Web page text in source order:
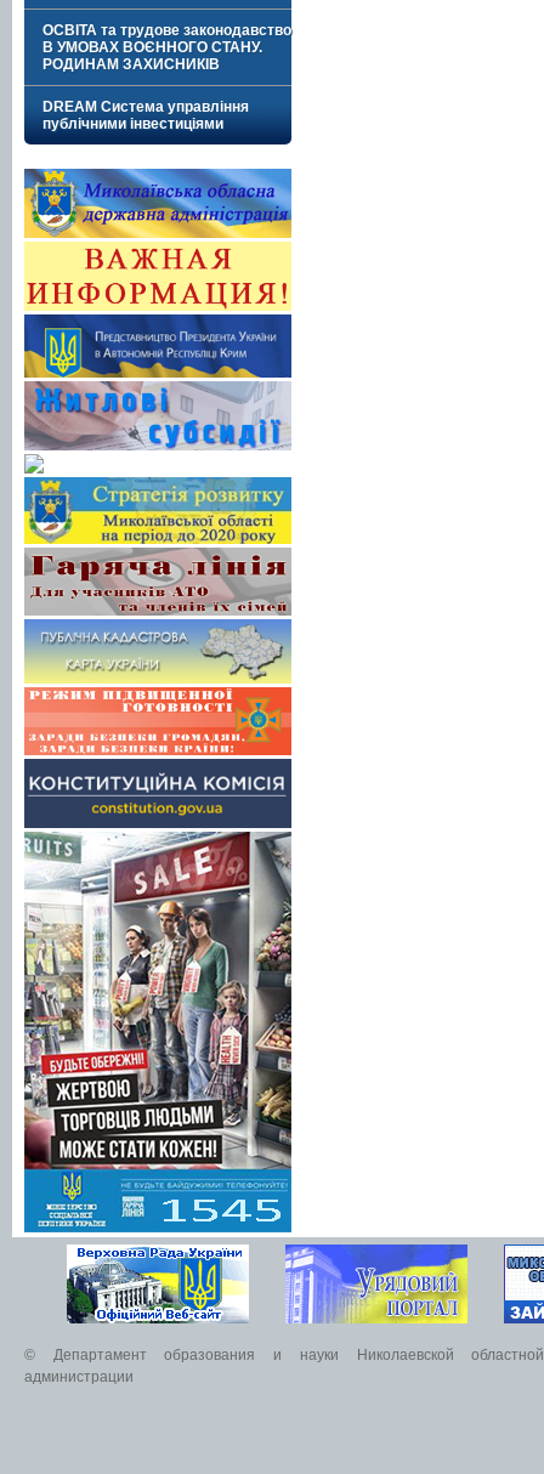
ОСВІТА та трудове законодавство
В УМОВАХ ВОЄННОГО СТАНУ.
РОДИНАМ ЗАХИСНИКІВ
DREAM Система управління
публічними інвестиціями
© Департамент образования и науки Николаевской областной
администрации